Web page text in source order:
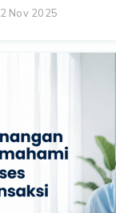
Nov 2025